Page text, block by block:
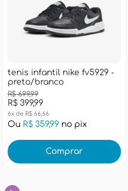
tenis infantil nike fv5929 -
preto/branco
R$ 399,99
R$ 699,99
6x de R$ 66,66
Ou R$ 359,99no pix
Comprar